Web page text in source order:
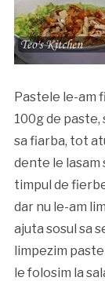
Pastele le-am
100g de paste,
sa fiarba, tot
dente le lasam
timpul de
dar nu le-am
ajuta sosul sa
limpezim
le folosim la